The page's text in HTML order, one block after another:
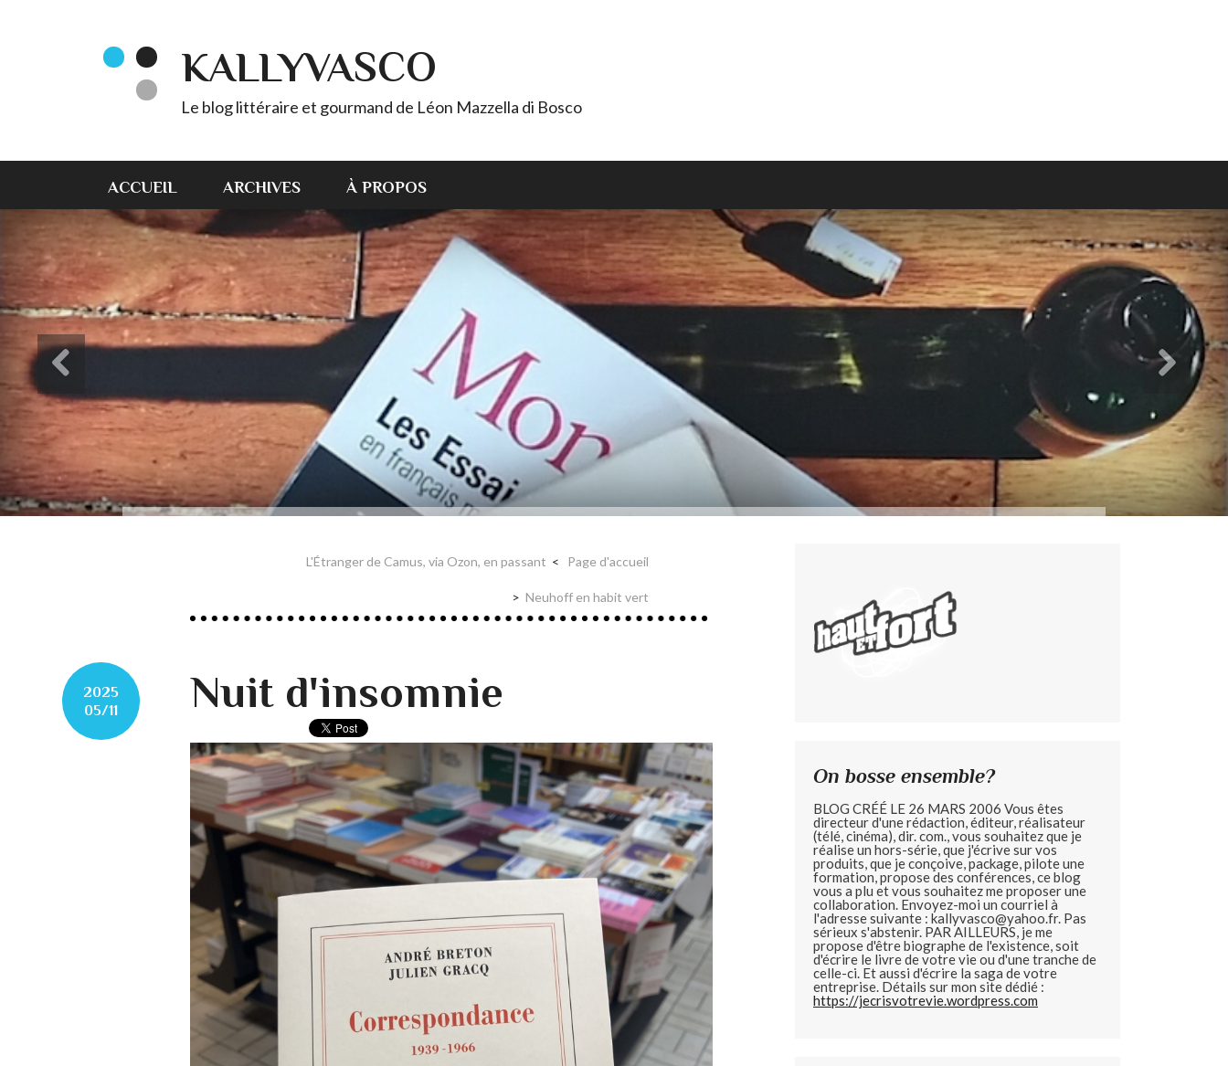
KALLYVASCO
Le blog littéraire et gourmand de Léon Mazzella di Bosco
ACCUEIL ARCHIVES À PROPOS
L'Étranger de Camus, via Ozon, en passant Page d'accueil
Neuhoff en habit vert
2025
05/11
Nuit d'insomnie
On bosse ensemble?
BLOG CRÉÉ LE 26 MARS 2006 Vous êtes
directeur d'une rédaction, éditeur, réalisateur
(télé, cinéma), dir. com., vous souhaitez que je
réalise un hors-série, que j'écrive sur vos
produits, que je conçoive, package, pilote une
formation, propose des conférences, ce blog
vous a plu et vous souhaitez me proposer une
collaboration. Envoyez-moi un courriel à
l'adresse suivante : kallyvasco@yahoo.fr. Pas
sérieux s'abstenir. PAR AILLEURS, je me
propose d'être biographe de l'existence, soit
d'écrire le livre de votre vie ou d'une tranche de
celle-ci. Et aussi d'écrire la saga de votre
entreprise. Détails sur mon site dédié :
https://jecrisvotrevie.wordpress.com